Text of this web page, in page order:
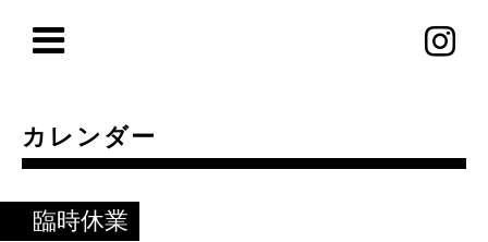
カレンダー
臨時休業